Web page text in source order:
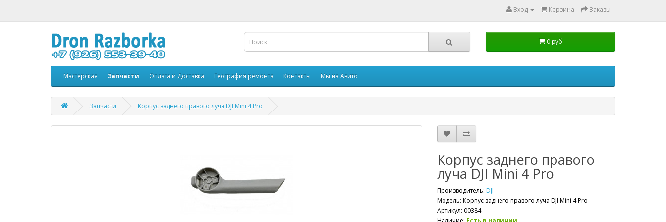
Вход Корзина Заказы
0 руб
Мастерская Запчасти Оплата и Доставка География ремонта Контакты Мы на Авито
Запчасти Корпус заднего правого луча DJI Mini 4 Pro
Корпус заднего правого
луча DJI Mini 4 Pro
Производитель: DJI
Модель: Корпус заднего правого луча DJI Mini 4 Pro
Артикул: 00384
Наличие: Есть в наличии